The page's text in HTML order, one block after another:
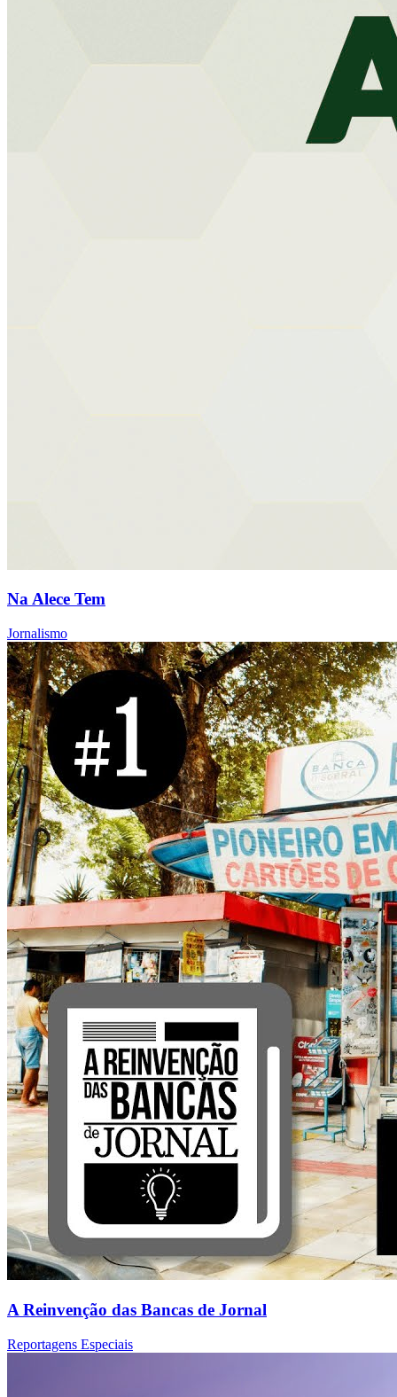
Na Alece Tem
Jornalismo
A Reinvenção das Bancas de Jornal
Reportagens Especiais